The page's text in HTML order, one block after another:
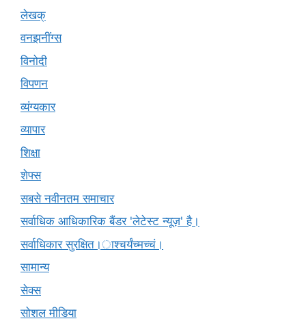
लेखक्
वनझनींग्स
विनोदी
विपणन
व्यंग्यकार
व्यापार
शिक्षा
शेफ्स
सबसे नवीनतम समाचार
सर्वाधिक आधिकारिक बैंडर 'लेटेस्ट न्यूज़' है।
सर्वाधिकार सुरक्षित।ाश्चर्यंच्मच्चं।
सामान्य
सेक्स
सोशल मीडिया